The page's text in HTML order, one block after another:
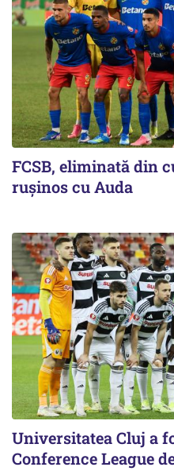
FCSB, eliminată din
ruşinos cu Auda
Universitatea Cluj a
Conference League